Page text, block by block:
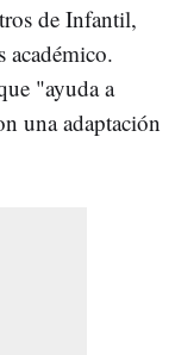
de Infantil,
académico.
"ayuda a
una adaptación